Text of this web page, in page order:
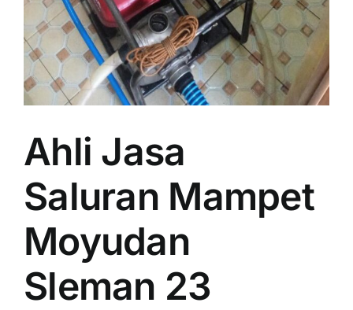
Ahli Jasa
Saluran Mampet
Moyudan
Sleman 23